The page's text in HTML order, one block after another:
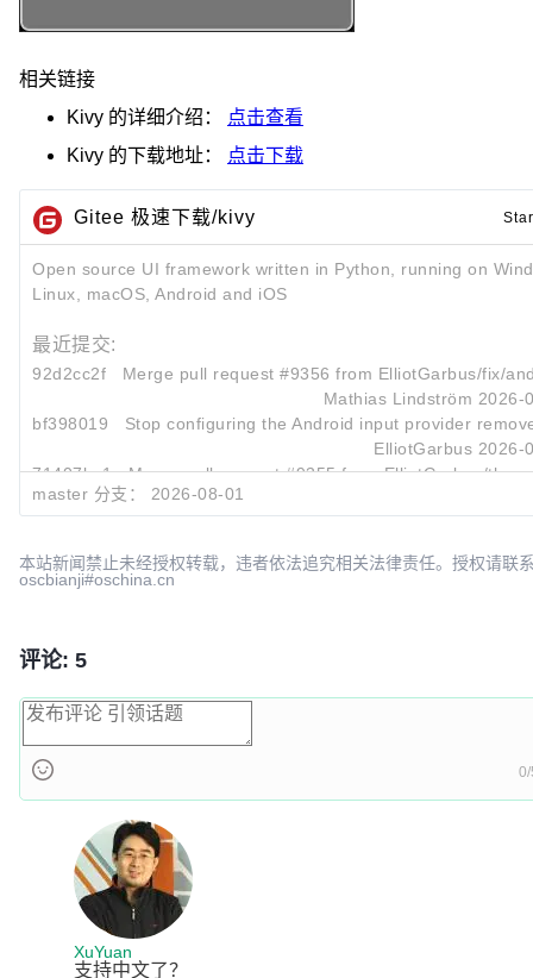
相关链接
Kivy 的详细介绍：
点击查看
Kivy 的下载地址： 点击下载
Gitee 极速下载/kivy
Open source UI framework written in Python, running on
Linux, macOS, Android and iOS
最近提交:
92d2cc2f
Merge pull request #9356 from ElliotGarbus/fix/
Mathias Lindström 2026-
bf398019
Stop configuring the Android input provider
ElliotGarbus 2026-
71407bc1
Merge pull request #9355 from ElliotGarbus/
master 分支： 2026-08-01
本站新闻禁止未经授权转载，违者依法追究相关法律责任。授权请联
oscbianji#oschina.cn
评论: 5
XuYuan
支持中文了？